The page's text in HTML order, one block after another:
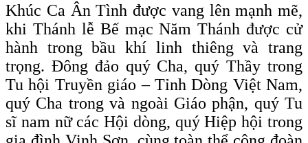
Khúc Ca Ân Tình được vang lên mạnh mẽ,
khi Thánh lễ Bế mạc Năm Thánh được cử
hành trong bầu khí linh thiêng và trang
trọng. Đông đảo quý Cha, quý Thầy trong
Tu hội Truyền giáo – Tỉnh Dòng Việt Nam,
quý Cha trong và ngoài Giáo phận, quý Tu
sĩ nam nữ các Hội dòng, quý Hiệp hội trong